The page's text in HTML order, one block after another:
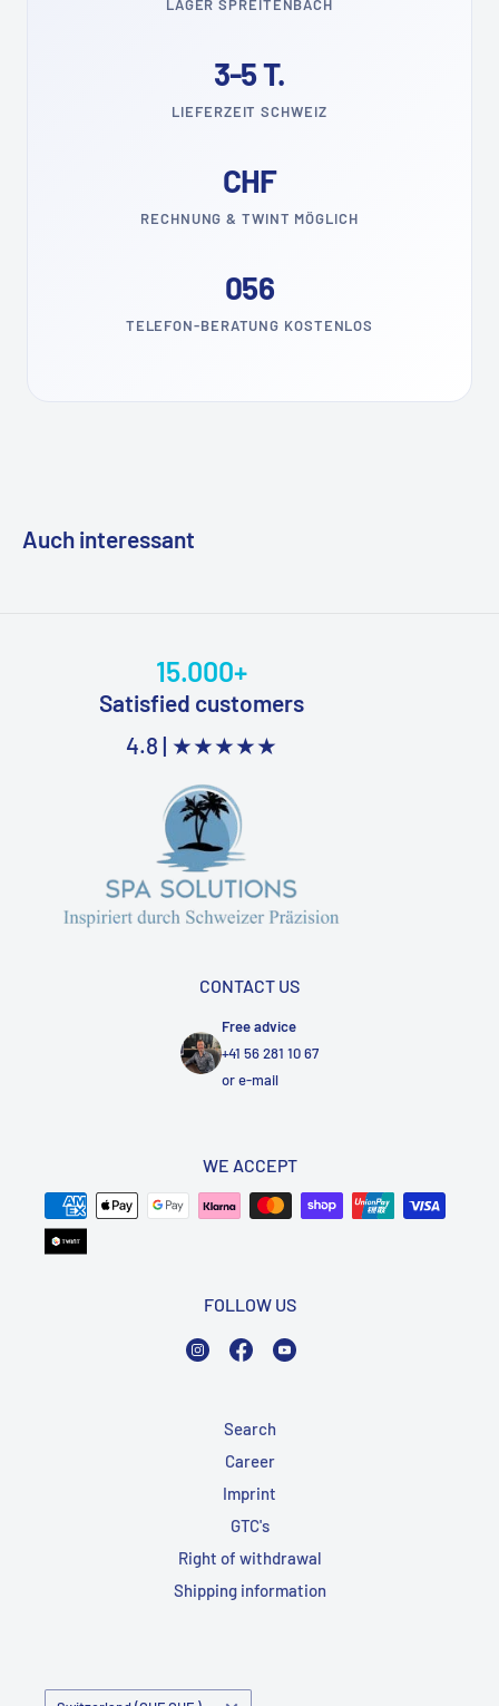
LAGER SPREITENBACH
3-5 T.
LIEFERZEIT SCHWEIZ
CHF
RECHNUNG & TWINT MÖGLICH
056
TELEFON-BERATUNG KOSTENLOS
Auch interessant
15.000+
Satisfied customers
4.8 | ★★★★★
CONTACT US
Free advice
+41 56 281 10 67
ore-mail
WE ACCEPT
FOLLOW US
InstagramFacebook
Search
Career
Imprint
GTC's
Right of withdrawal
Shipping information
Country/Region